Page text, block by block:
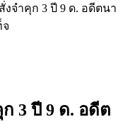
จำคุก 3 ปี 9 ด. อดีตนา
3 ปี 9 ด. อดีต